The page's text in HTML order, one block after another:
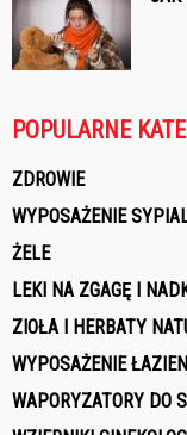
POPULARNE
ZDROWIE
WYPOSAŻENIE
ŻELE
LEKI NA ZGAGĘ I
ZIOŁA I HERBATY
WYPOSAŻENIE
WAPORYZATORY DO